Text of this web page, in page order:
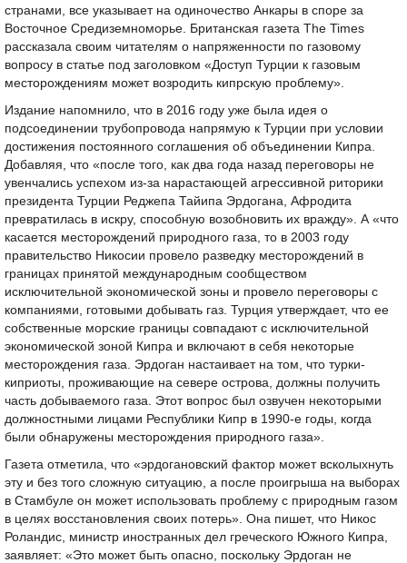
странами, все указывает на одиночество Анкары в споре за
Восточное Средиземноморье. Британская газета The Times
рассказала своим читателям о напряженности по газовому
вопросу в статье под заголовком «Доступ Турции к газовым
месторождениям может возродить кипрскую проблему».
Издание напомнило, что в 2016 году уже была идея о
подсоединении трубопровода напрямую к Турции при условии
достижения постоянного соглашения об объединении Кипра.
Добавляя, что «после того, как два года назад переговоры не
увенчались успехом из-за нарастающей агрессивной риторики
президента Турции Реджепа Тайипа Эрдогана, Афродита
превратилась в искру, способную возобновить их вражду». А «что
касается месторождений природного газа, то в 2003 году
правительство Никосии провело разведку месторождений в
границах принятой международным сообществом
исключительной экономической зоны и провело переговоры с
компаниями, готовыми добывать газ. Турция утверждает, что ее
собственные морские границы совпадают с исключительной
экономической зоной Кипра и включают в себя некоторые
месторождения газа. Эрдоган настаивает на том, что турки-
киприоты, проживающие на севере острова, должны получить
часть добываемого газа. Этот вопрос был озвучен некоторыми
должностными лицами Республики Кипр в 1990-е годы, когда
были обнаружены месторождения природного газа».
Газета отметила, что «эрдогановский фактор может всколыхнуть
эту и без того сложную ситуацию, а после проигрыша на выборах
в Стамбуле он может использовать проблему с природным газом
в целях восстановления своих потерь». Она пишет, что Никос
Роландис, министр иностранных дел греческого Южного Кипра,
заявляет: «Это может быть опасно, поскольку Эрдоган не